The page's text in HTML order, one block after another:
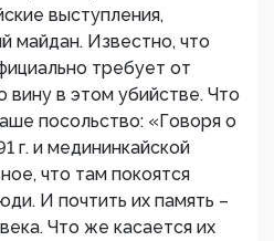
выступления,
майдан. Известно, что
требует от
вину в этом убийстве. Что
посольство: «Говоря о
г. и медининкайской
что там покоятся
И почтить их память –
Что же касается их